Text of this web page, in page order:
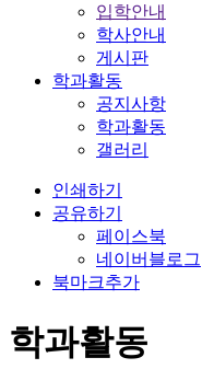
입학안내
학사안내
게시판
학과활동
공지사항
학과활동
갤러리
인쇄하기
공유하기
페이스북
네이버블로그
북마크추가
학과활동